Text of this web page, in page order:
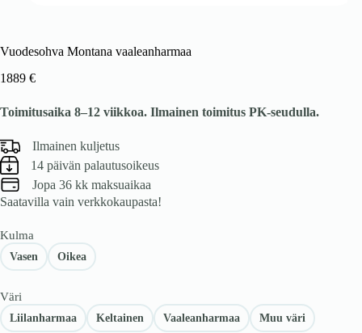
Vuodesohva Montana vaaleanharmaa
1889 €
Toimitusaika 8–12 viikkoa. Ilmainen toimitus PK-seudulla.
Ilmainen kuljetus
14 päivän palautusoikeus
Jopa 36 kk maksuaikaa
Saatavilla vain verkkokaupasta!
Kulma
Vasen Oikea
Väri
Liilanharmaa Keltainen Vaaleanharmaa Muu väri